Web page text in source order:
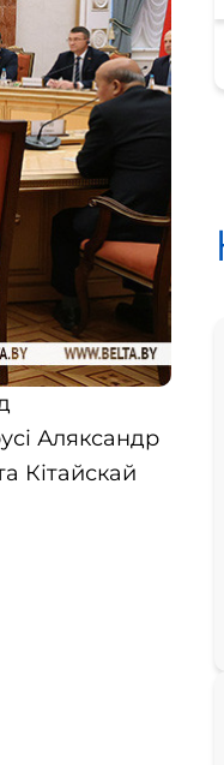
Аляксандр
Кітайскай